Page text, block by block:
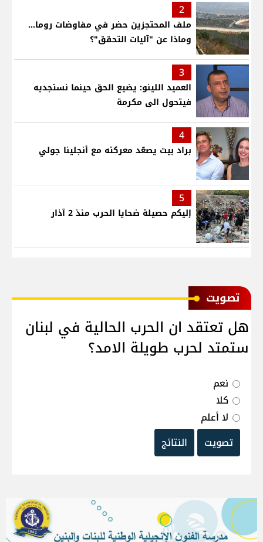
2
ملف المحتجزين حضر في مفاوضات روما...
وماذا عن "آليات التحقق"؟
3
العميد اللينو: يضيع الحق حينما نستجديه
فيتحول الى مكرمة
4
براد بيت يصعّد معركته مع أنجلينا جولي
5
إليكم حصيلة ضحايا الحرب منذ 2 آذار
ﺗﺼﻮﻳﺖ
هل تعتقد ان الحرب الحالية في لبنان
ستمتد لحرب طويلة الامد؟
نعم
كلا
لا أعلم
تصويت
النتائج